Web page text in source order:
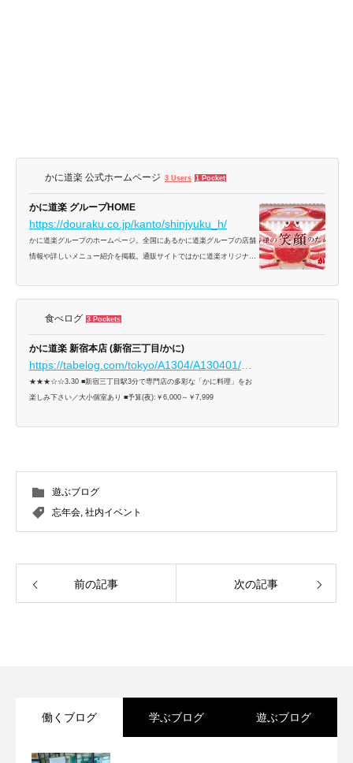
かに道楽 公式ホームページ 3 Users 1 Pocket
かに道楽 グループHOME
https://douraku.co.jp/kanto/shinjyuku_h/
かに道楽グループのホームページ。全国にあるかに道楽グループの店舗
情報や詳しいメニュー紹介を掲載。通販サイトではかに道楽オリジナル
食べログ 3 Pockets
かに道楽 新宿本店 (新宿三丁目/かに)
https://tabelog.com/tokyo/A1304/A130401/13024176/
★★★☆☆3.30 ■新宿三丁目駅3分で専門店の多彩な「かに料理」をお
楽しみ下さい／大小個室あり ■予算(夜):￥6,000～￥7,999
遊ぶブログ
忘年会, 社内イベント
前の記事 次の記事
働くブログ 学ぶブログ 遊ぶブログ